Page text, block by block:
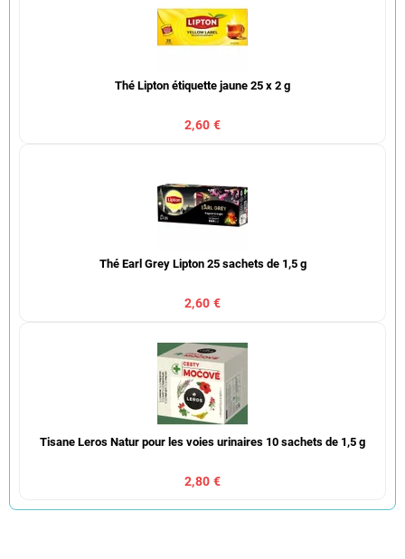
Thé Lipton étiquette jaune 25 x 2 g
2,60 €
Thé Earl Grey Lipton 25 sachets de 1,5 g
2,60 €
Tisane Leros Natur pour les voies urinaires 10 sachets de 1,5 g
2,80 €